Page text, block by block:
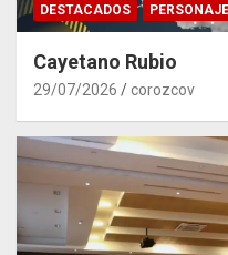
DESTACADOS
Cayetano Rubio
29/07/2026 corozcov